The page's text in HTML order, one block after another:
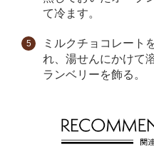
て冷ます。
ミルクチョコレート
れ、湯せんにかけて
ランベリーを飾る。